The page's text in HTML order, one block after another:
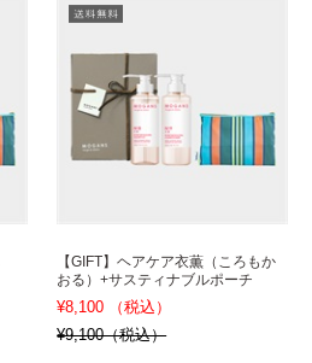
【GIFT】ヘアケア衣薫（ころもか
おる）+サスティナブルポーチ
¥8,100 （税込）
¥9,100（税込）